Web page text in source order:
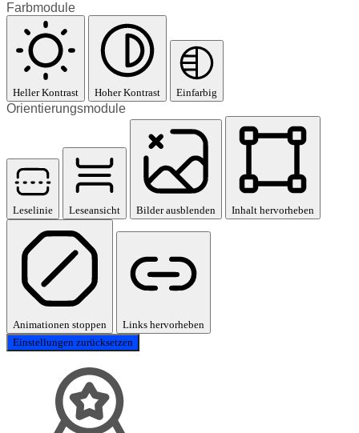
Farbmodule
Heller Kontrast Hoher Kontrast Einfarbig
Orientierungsmodule
Leselinie Leseansicht Bilder ausblenden Inhalt hervorheben
Animationen stoppen
Links hervorheben
Einstellungen zurücksetzen